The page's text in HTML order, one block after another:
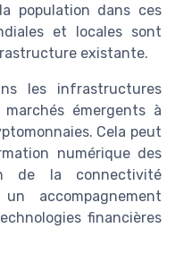
population dans ces
et locales sont
existante.
les infrastructures
émergents à
Cela peut
numérique des
de la connectivité
accompagnement
financières